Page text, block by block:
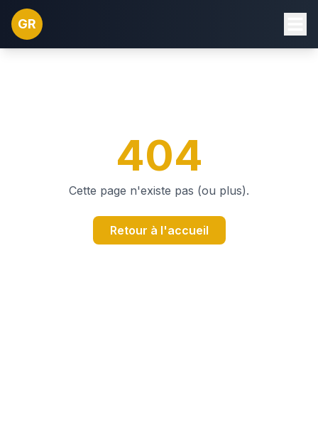
GR
404
Cette page n'existe pas (ou plus).
Retour à l'accueil